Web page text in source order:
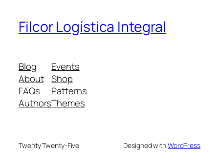
Filcor Logística Integral
Blog
About
FAQs
Authors
Events
Shop
Patterns
Themes
Twenty Twenty-Five Designed withWordPress